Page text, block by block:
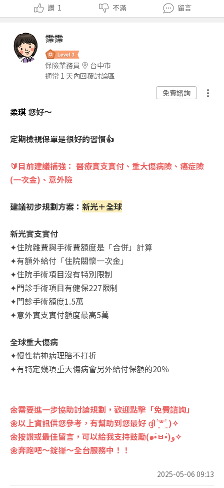
讚 1 不滿 留言
霈霈
保險業務員
台中市
通常 1 天內回覆討論區
免費諮詢
柔琪 您好～
定期檢視保單是很好的習慣👍
🔰目前建議補強： 醫療實支實付、重大傷病險、癌症險
(一次金)、意外險
建議初步規劃方案： 新光＋全球
新光實支實付
✦住院雜費與手術費額度是「合併」計算
✦有額外給付「住院關懷一次金」
✦住院手術項目沒有特別限制
✦門診手術項目有健保227限制
✦門診手術額度1.5萬
✦意外實支實付額度最高5萬
全球重大傷病
✦慢性精神病理賠不打折
✦有特定幾項重大傷病會另外給付保額的20％
🌼需要進一步協助討論規劃，歡迎點擊「免費諮詢」
🌼以上資訊供您參考，有幫助到您最好 ദ്ദി ˉ͈̀꒳ˉ͈́ )✧
🌼按讚或最佳留言，可以給我支持鼓勵(๑•̀ㅂ•́)و✧
🌼奔跑吧～錠嵂～全台服務中！！
2025-05-06 09:13